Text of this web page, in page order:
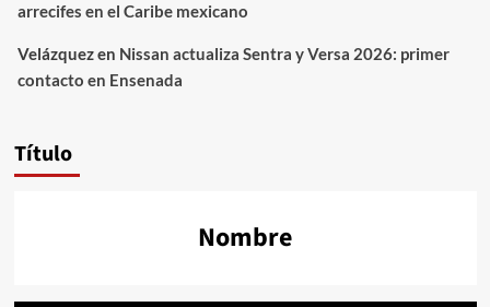
arrecifes en el Caribe mexicano
Velázquezen Nissan actualiza Sentra y Versa 2026: primer
contacto en Ensenada
Título
Nombre